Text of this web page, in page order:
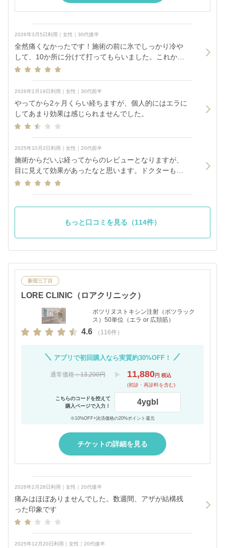
2026年3月5日利用｜女性｜30代後半
全然痛くなかったです！施術の前に氷でしっかり冷や
して、10か所に分けて打ってもらいました。これから
の効果が楽しみです😊
2026年2月19日利用｜女性｜30代前半
やってから2ヶ月くらい経ちますが、個人的にはエラに
してあまり効果は感じられませんでした。
2025年10月2日利用｜女性｜20代前半
施術からだいぶ経ってからのレビューとなりますが、
目に見えて効果があったなと思います。ドクターもし
っかりカウンセリングで見てくださったのでとても満
もっと口コミを見る（114件）
新宿三丁目
LORE CLINIC（ロアクリニック）
ボツリヌストキシン注射（ボツラック
ス）50単位（エラ or 広頚筋）
4.6 （116件）
アプリで初回購入なら実質約30%OFF！
通常価格：13,200円 11,880円 税込
(初診・再診料を含む)
こちらのコードを控えて
購入ページで入力！
4ygbl
※10%OFF+決済価格の20%ポイント還元
チケットの詳細を見る
2026年2月28日利用｜女性｜20代後半
痛みはほぼありませんでした。数週間、アザが結構残
った印象です
2025年12月20日利用｜女性｜20代後半